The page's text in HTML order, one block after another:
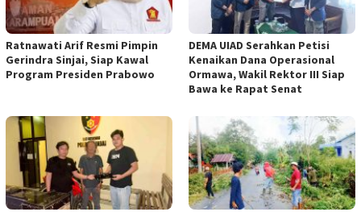
Ratnawati Arif Resmi Pimpin
Gerindra Sinjai, Siap Kawal
Program Presiden Prabowo
DEMA UIAD Serahkan Petisi
Kenaikan Dana Operasional
Ormawa, Wakil Rektor III Siap
Bawa ke Rapat Senat